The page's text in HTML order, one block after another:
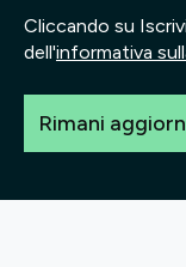
Cliccando su
dell'informativa
Rimani